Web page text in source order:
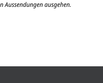
Aussendungen ausgehen.